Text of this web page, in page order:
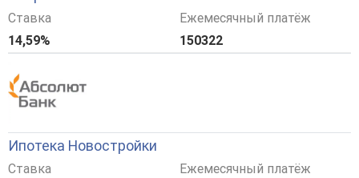
Ставка
14,59%
Ежемесячный платёж
150322
Ипотека Новостройки
Ставка
Ежемесячный платёж